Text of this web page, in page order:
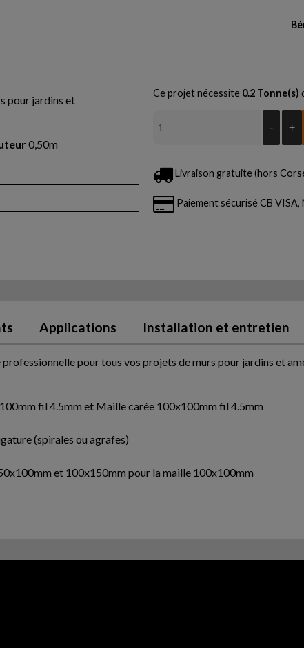
pour jardins et
0,50m
Ce projet nécessite 0.2 Tonne(s)
- +
Livraison gratuite (hors
Paiement sécurisé CB VISA,
Applications Installation et entretien
pour tous vos projets de murs pour jardins et
fil 4.5mm et Maille carée 100x100mm fil 4.5mm
(spirales ou agrafes)
et 100x150mm pour la maille 100x100mm